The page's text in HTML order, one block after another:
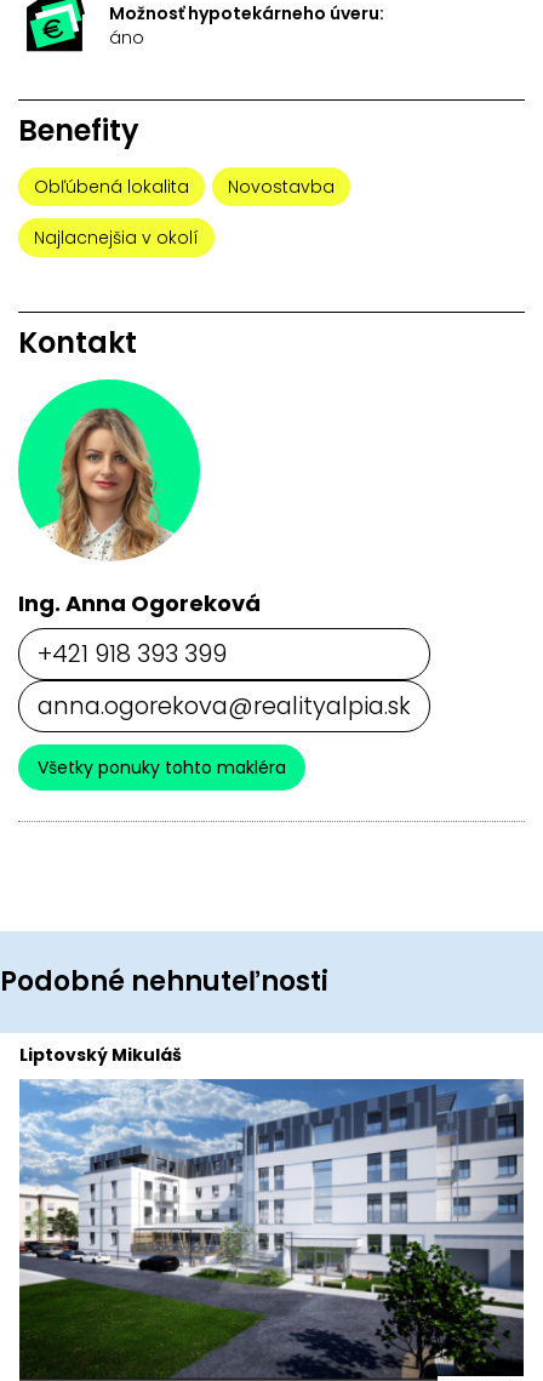
Možnosť hypotekárneho úveru:
áno
Benefity
Obľúbená lokalita Novostavba
Najlacnejšia v okolí
Kontakt
Ing. Anna Ogoreková
+421 918 393 399
anna.ogorekova@realityalpia.sk
Všetky ponuky tohto makléra
Podobné nehnuteľnosti
Liptovský Mikuláš